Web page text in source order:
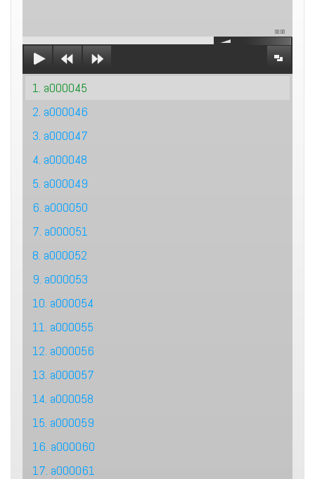
00:00
1. a000045
2. a000046
3. a000047
4. a000048
5. a000049
6. a000050
7. a000051
8. a000052
9. a000053
10. a000054
11. a000055
12. a000056
13. a000057
14. a000058
15. a000059
16. a000060
17. a000061